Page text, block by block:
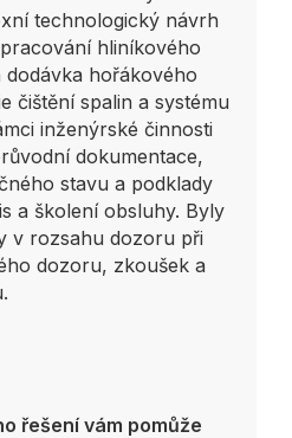
technologický návrh
hliníkového
hořákového
čištění spalin a systému
inženýrské činnosti
dokumentace,
stavu a podklady
a školení obsluhy. Byly
v rozsahu dozoru při
dozoru, zkoušek a
řešení vám pomůže